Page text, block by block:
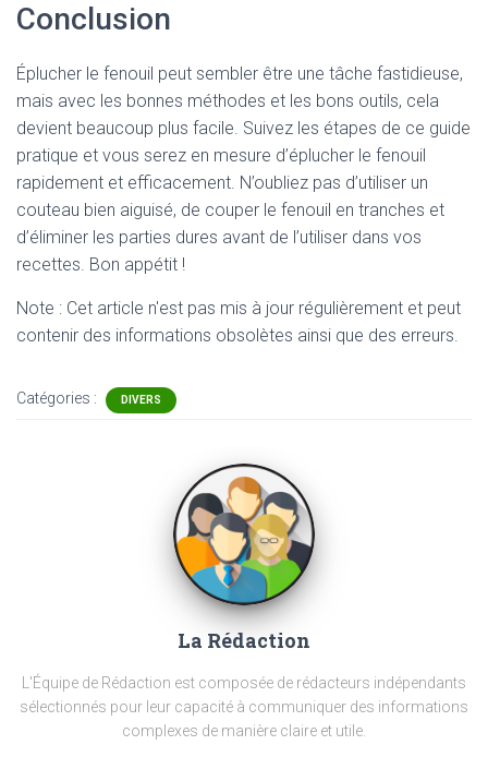
Conclusion
Éplucher le fenouil peut sembler être une tâche fastidieuse,
mais avec les bonnes méthodes et les bons outils, cela
devient beaucoup plus facile. Suivez les étapes de ce guide
pratique et vous serez en mesure d’éplucher le fenouil
rapidement et efficacement. N’oubliez pas d’utiliser un
couteau bien aiguisé, de couper le fenouil en tranches et
d’éliminer les parties dures avant de l’utiliser dans vos
recettes. Bon appétit !
Note : Cet article n'est pas mis à jour régulièrement et peut
contenir des informations obsolètes ainsi que des erreurs.
Catégories : DIVERS
La Rédaction
L'Équipe de Rédaction est composée de rédacteurs indépendants
sélectionnés pour leur capacité à communiquer des informations
complexes de manière claire et utile.